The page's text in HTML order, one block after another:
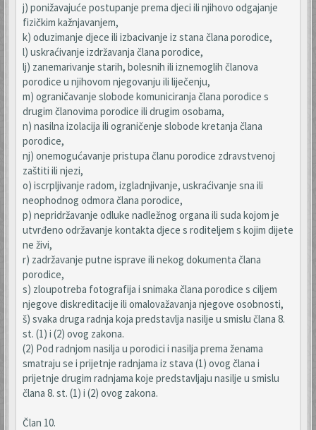
j) ponižavajuće postupanje prema djeci ili njihovo odgajanje
fizičkim kažnjavanjem,
k) oduzimanje djece ili izbacivanje iz stana člana porodice,
l) uskraćivanje izdržavanja člana porodice,
lj) zanemarivanje starih, bolesnih ili iznemoglih članova
porodice u njihovom njegovanju ili liječenju,
m) ograničavanje slobode komuniciranja člana porodice s
drugim članovima porodice ili drugim osobama,
n) nasilna izolacija ili ograničenje slobode kretanja člana
porodice,
nj) onemogućavanje pristupa članu porodice zdravstvenoj
zaštiti ili njezi,
o) iscrpljivanje radom, izgladnjivanje, uskraćivanje sna ili
neophodnog odmora člana porodice,
p) nepridržavanje odluke nadležnog organa ili suda kojom je
utvrđeno održavanje kontakta djece s roditeljem s kojim dijete
ne živi,
r) zadržavanje putne isprave ili nekog dokumenta člana
porodice,
s) zloupotreba fotografija i snimaka člana porodice s ciljem
njegove diskreditacije ili omalovažavanja njegove osobnosti,
š) svaka druga radnja koja predstavlja nasilje u smislu člana 8.
st. (1) i (2) ovog zakona.
(2) Pod radnjom nasilja u porodici i nasilja prema ženama
smatraju se i prijetnje radnjama iz stava (1) ovog člana i
prijetnje drugim radnjama koje predstavljaju nasilje u smislu
člana 8. st. (1) i (2) ovog zakona.
Član 10.